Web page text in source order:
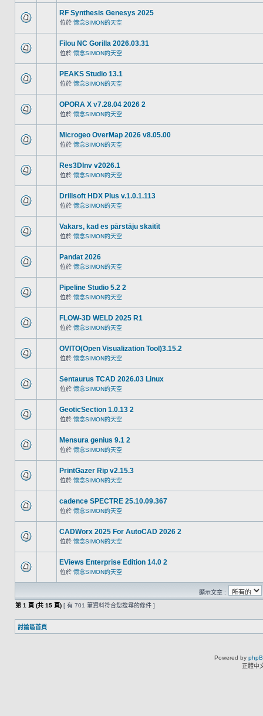
RF Synthesis Genesys 2025
位於 懷念SIMON的天空
Filou NC Gorilla 2026.03.31
位於 懷念SIMON的天空
PEAKS Studio 13.1
位於 懷念SIMON的天空
OPORA X v7.28.04 2026 2
位於 懷念SIMON的天空
Microgeo OverMap 2026 v8.05.00
位於 懷念SIMON的天空
Res3DInv v2026.1
位於 懷念SIMON的天空
Drillsoft HDX Plus v.1.0.1.113
位於 懷念SIMON的天空
Vakars, kad es pārstāju skaitīt
位於 懷念SIMON的天空
Pandat 2026
位於 懷念SIMON的天空
Pipeline Studio 5.2 2
位於 懷念SIMON的天空
FLOW-3D WELD 2025 R1
位於 懷念SIMON的天空
OVITO(Open Visualization Tool)3.15.2
位於 懷念SIMON的天空
Sentaurus TCAD 2026.03 Linux
位於 懷念SIMON的天空
GeoticSection 1.0.13 2
位於 懷念SIMON的天空
Mensura genius 9.1 2
位於 懷念SIMON的天空
PrintGazer Rip v2.15.3
位於 懷念SIMON的天空
cadence SPECTRE 25.10.09.367
位於 懷念SIMON的天空
CADWorx 2025 For AutoCAD 2026 2
位於 懷念SIMON的天空
EViews Enterprise Edition 14.0 2
位於 懷念SIMON的天空
顯示文章 :
第 1 頁 (共 15 頁) [ 有 701 筆資料符合您搜尋的條件 ]
討論區首頁
Powered by
正體中